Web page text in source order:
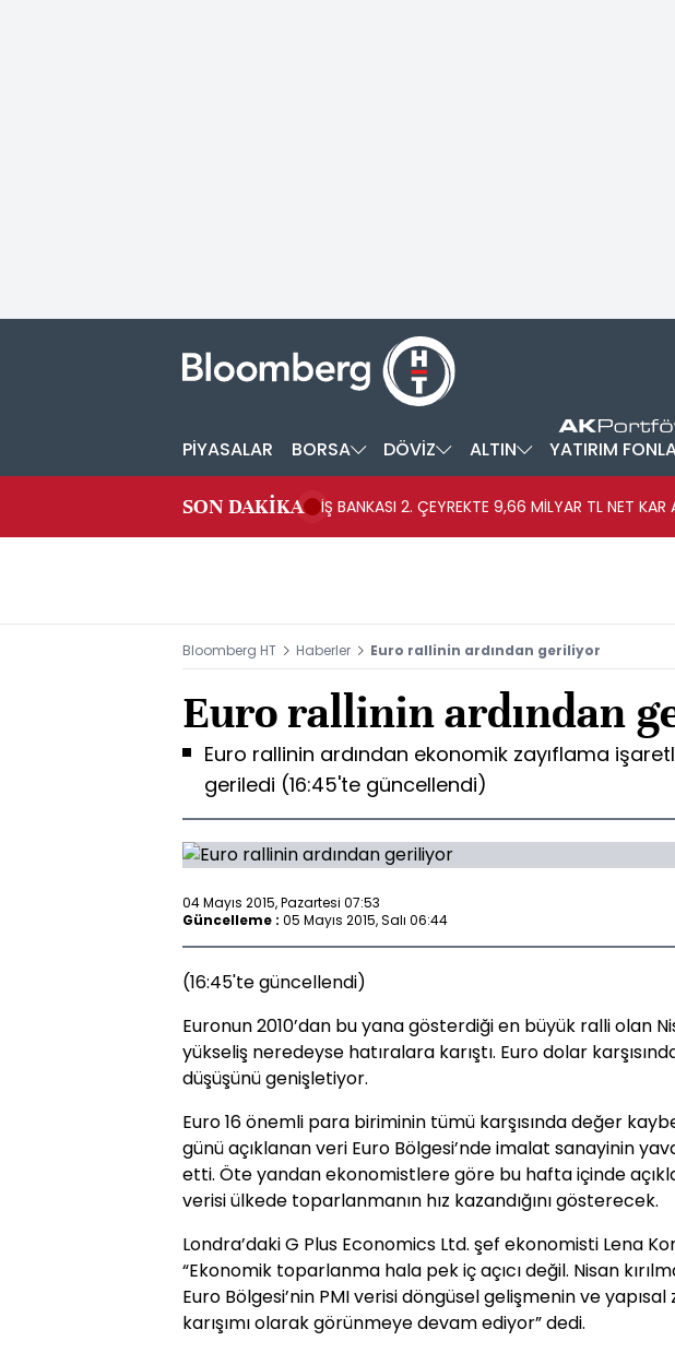
PİYASALAR BORSA DÖVİZ ALTIN YATIRIM
SON DAKİKA İŞ BANKASI 2. ÇEYREKTE 9,66 MİLYAR TL NET KAR
Bloomberg HT Haberler Euro rallinin ardından geriliyor
Euro rallinin ardından
Euro rallinin ardından ekonomik zayıflama
geriledi (16:45'te güncellendi)
04 Mayıs 2015, Pazartesi 07:53
Güncelleme : 05 Mayıs 2015, Salı 06:44
(16:45'te güncellendi)
Euronun 2010’dan bu yana gösterdiği en büyük ralli olan
yükseliş neredeyse hatıralara karıştı. Euro dolar
düşüşünü genişletiyor.
Euro 16 önemli para biriminin tümü karşısında değer
günü açıklanan veri Euro Bölgesi’nde imalat sanayinin
etti. Öte yandan ekonomistlere göre bu hafta içinde
verisi ülkede toparlanmanın hız kazandığını gösterecek.
Londra’daki G Plus Economics Ltd. şef ekonomisti Lena
“Ekonomik toparlanma hala pek iç açıcı değil. Nisan
Euro Bölgesi’nin PMI verisi döngüsel gelişmenin ve yapısal
karışımı olarak görünmeye devam ediyor” dedi.